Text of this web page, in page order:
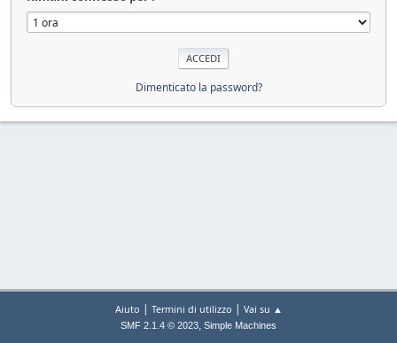
Dimenticato la password?
Aiuto | Termini di utilizzo | Vai su ▲
SMF 2.1.4 © 2023, Simple Machines